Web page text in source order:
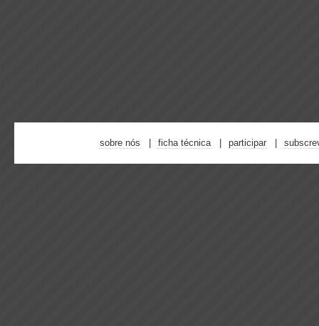
sobre nós ficha técnica participar